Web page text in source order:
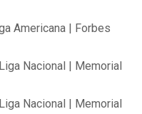
Americana | Forbes
Nacional | Memorial
Nacional | Memorial